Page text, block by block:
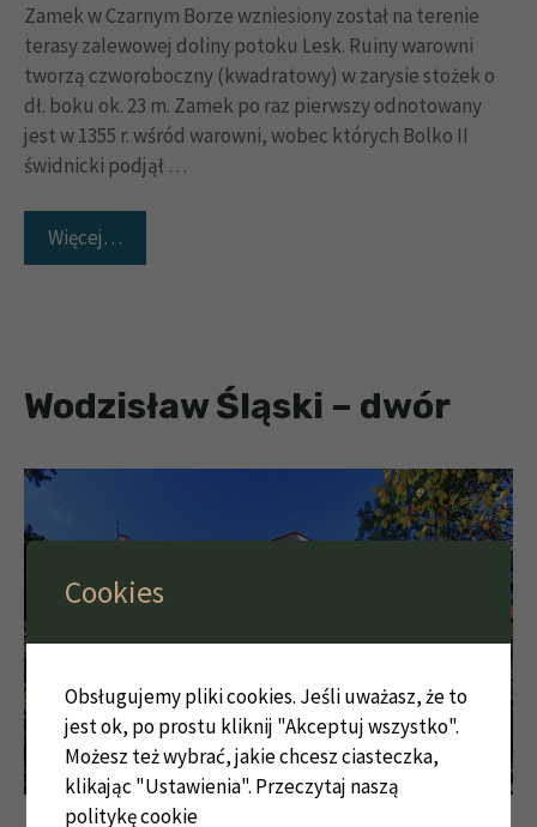
Zamek w Czarnym Borze wzniesiony został na terenie
terasy zalewowej doliny potoku Lesk. Ruiny warowni
tworzą czworoboczny (kwadratowy) w zarysie stożek o
dł. boku ok. 23 m. Zamek po raz pierwszy odnotowany
jest w 1355 r. wśród warowni, wobec których Bolko II
świdnicki podjął …
Więcej…
Wodzisław Śląski – dwór
Cookies
Obsługujemy pliki cookies. Jeśli uważasz, że to
jest ok, po prostu kliknij "Akceptuj wszystko".
Możesz też wybrać, jakie chcesz ciasteczka,
klikając "Ustawienia". Przeczytaj naszą
politykę cookie